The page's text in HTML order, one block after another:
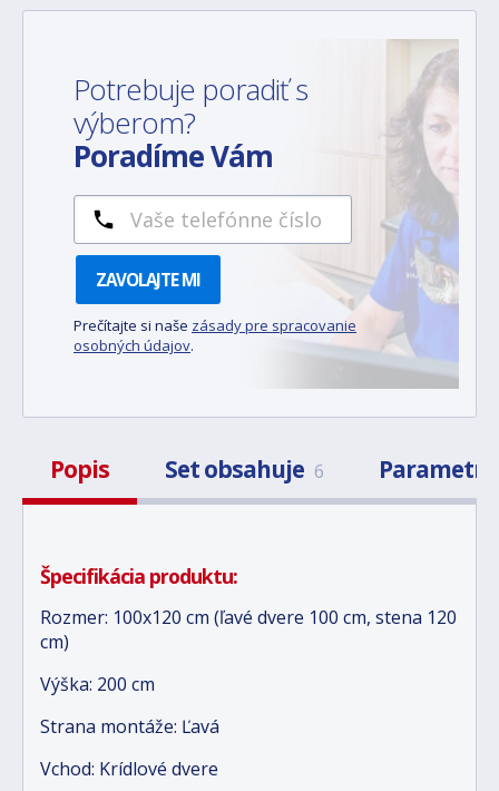
Potrebuje poradiť s
výberom?
Poradíme Vám
ZAVOLAJTE MI
Prečítajte si naše zásady pre spracovanie
osobných údajov.
Popis Set obsahuje 6 Parametre
Špecifikácia produktu:
Rozmer: 100x120 cm (ľavé dvere 100 cm, stena 120
cm)
Výška: 200 cm
Strana montáže: Ľavá
Vchod: Krídlové dvere